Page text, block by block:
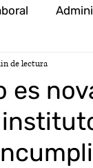
Concursal
es
de lectura